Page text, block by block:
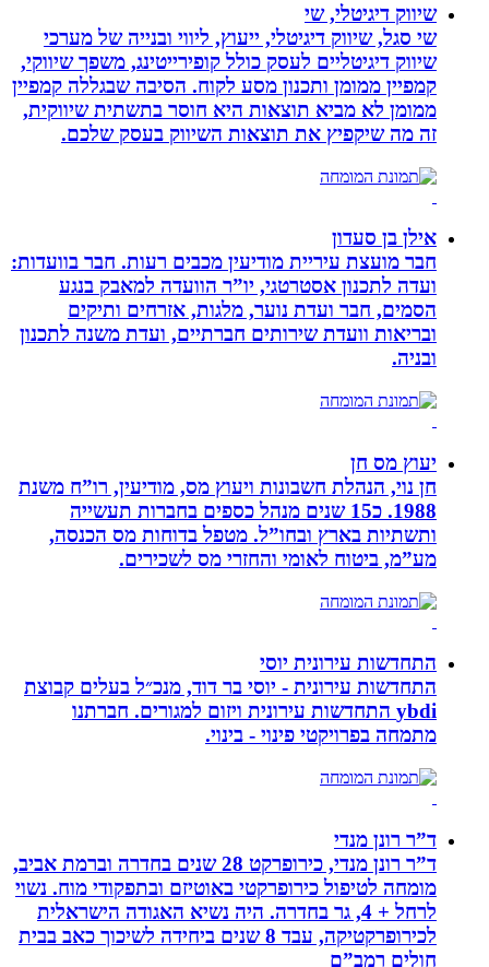
שיווק דיגיטלי, שי
שי סגל, שיווק דיגיטלי, ייעוץ, ליווי ובנייה של מערכי
שיווק דיגיטליים לעסק כולל קופירייטינג, משפך שיווקי,
קמפיין ממומן ותכנון מסע לקוח. הסיבה שבגללה קמפיין
ממומן לא מביא תוצאות היא חוסר בתשתית שיווקית,
זה מה שיקפיץ את תוצאות השיווק בעסק שלכם.
אילן בן סעדון
חבר מועצת עיריית מודיעין מכבים רעות. חבר בוועדות:
ועדה לתכנון אסטרטגי, יו”ר הוועדה למאבק בנגע
הסמים, חבר ועדת נוער, מלגות, אזרחים ותיקים
ובריאות וועדת שירותים חברתיים, ועדת משנה לתכנון
ובניה.
יעוץ מס חן
חן נוי, הנהלת חשבונות ויעוץ מס, מודיעין, רו”ח משנת
1988. כ15 שנים מנהל כספים בחברות תעשייה
ותשתיות בארץ ובחו”ל. מטפל בדוחות מס הכנסה,
מע”מ, ביטוח לאומי והחזרי מס לשכירים.
התחדשות עירונית יוסי
התחדשות עירונית - יוסי בר דוד, מנכ״ל בעלים קבוצת
ybdi התחדשות עירונית ויזום למגורים. חברתנו
מתמחה בפרויקטי פינוי - בינוי.
ד”ר רונן מנדי
ד”ר רונן מנדי, כירופרקט 28 שנים בחדרה וברמת אביב,
מומחה לטיפול כירופרקטי באוטיזם ובתפקודי מוח. נשוי
לרחל + 4, גר בחדרה. היה נשיא האגודה הישראלית
לכירופרקטיקה, עבד 8 שנים ביחידה לשיכוך כאב בבית
חולים רמב”ם